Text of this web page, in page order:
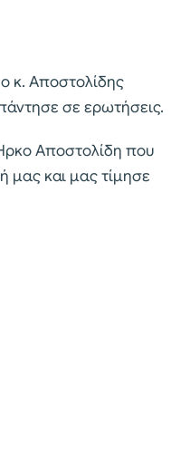
κ. Αποστολίδης
σε ερωτήσεις.
Αποστολίδη που
μας και μας τίμησε